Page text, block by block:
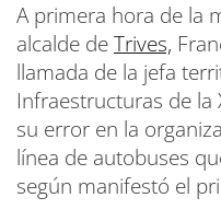
A primera hora de la
alcalde deTrives,
llamada de la jefa
Infraestructuras de la
su error en la
línea de autobuses
según manifestó el